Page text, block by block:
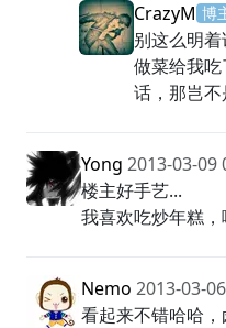
CrazyM 博
别这么明
做菜给我
话，那岂
Yong 2013-03-09
楼主好手艺...
我喜欢吃炒年糕
Nemo 2013-03-
看起来不错哈哈